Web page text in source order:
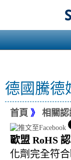
德國騰德
首頁 》 相關認
歐盟 RoHS 認
化劑完全符